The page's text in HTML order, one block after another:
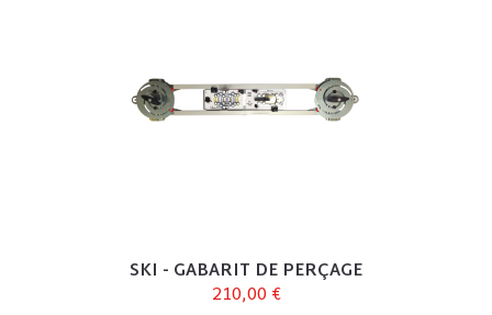
SKI - GABARIT DE PERÇAGE
210,00 €